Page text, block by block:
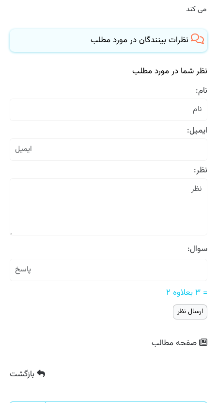
می کند
نظرات بینندگان در مورد مطلب
نظر شما در مورد مطلب
نام:
ایمیل:
نظر:
سوال:
= ۳ بعلاوه ۲
صفحه مطالب
بازگشت